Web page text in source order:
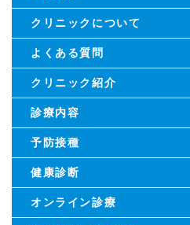
クリニックについて
よくある質問
クリニック紹介
診療内容
予防接種
健康診断
オンライン診療